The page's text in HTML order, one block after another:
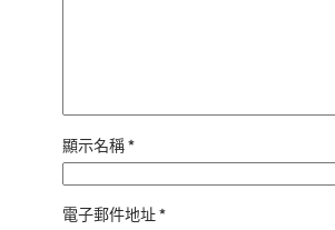
顯示名稱*
電子郵件地址*